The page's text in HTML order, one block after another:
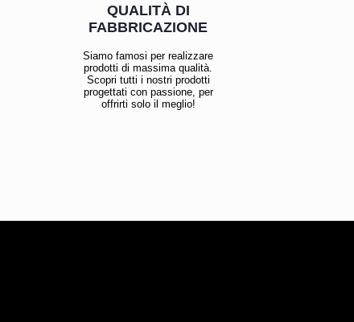
QUALITÀ DI
FABBRICAZIONE
Siamo famosi per realizzare
prodotti di massima qualità.
Scopri tutti i nostri prodotti
progettati con passione, per
offrirti solo il meglio!